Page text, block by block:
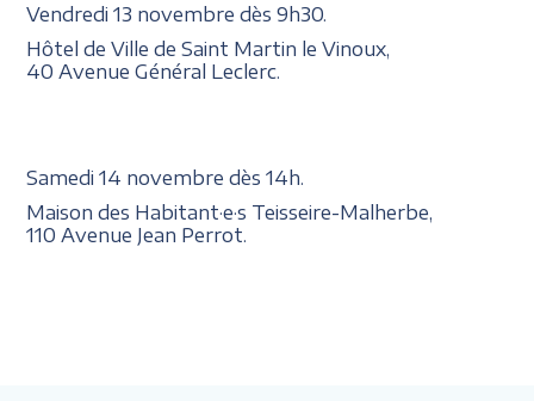
Vendredi 13 novembre dès 9h30.
Hôtel de Ville de Saint Martin le Vinoux,
40 Avenue Général Leclerc.
Samedi 14 novembre dès 14h.
Maison des Habitant·e·s Teisseire-Malherbe,
110 Avenue Jean Perrot.